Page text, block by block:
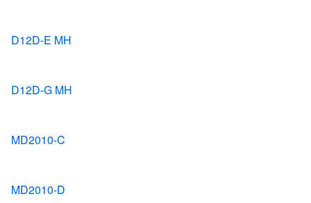
D12D-E MH
D12D-G MH
MD2010-C
MD2010-D